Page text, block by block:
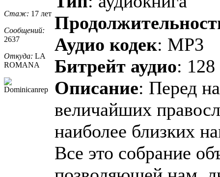
Стаж: 17 лет
Сообщений:
2637
Откуда: LA
ROMANA
Аудио кодек: MP3
Битрейт аудио: 128
Описание: Перед
величайших
наиболее близких
Все это собрание